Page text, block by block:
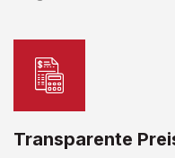
Transparente